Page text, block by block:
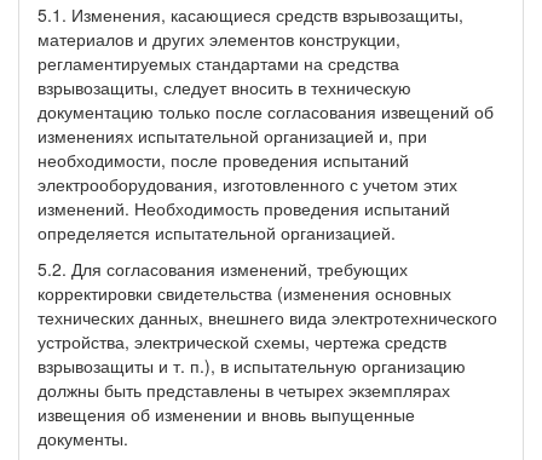
5.1. Изменения, касающиеся средств взрывозащиты,
материалов и других элементов конструкции,
регламентируемых стандартами на средства
взрывозащиты, следует вносить в техническую
документацию только после согласования извещений об
изменениях испытательной организацией и, при
необходимости, после проведения испытаний
электрооборудования, изготовленного с учетом этих
изменений. Необходимость проведения испытаний
определяется испытательной организацией.
5.2. Для согласования изменений, требующих
корректировки свидетельства (изменения основных
технических данных, внешнего вида электротехнического
устройства, электрической схемы, чертежа средств
взрывозащиты и т. п.), в испытательную организацию
должны быть представлены в четырех экземплярах
извещения об изменении и вновь выпущенные
документы.